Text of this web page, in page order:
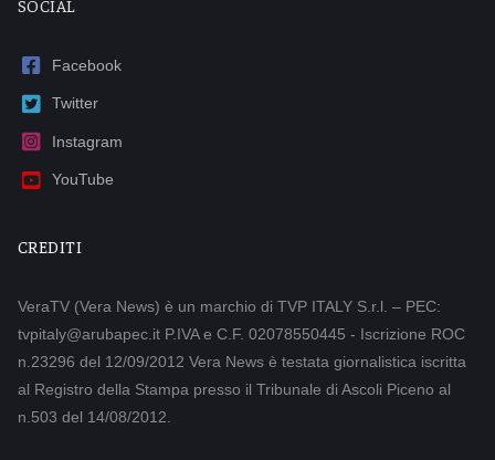
SOCIAL
Facebook
Twitter
Instagram
YouTube
CREDITI
VeraTV (Vera News) è un marchio di TVP ITALY S.r.l. – PEC:
tvpitaly@arubapec.it P.IVA e C.F. 02078550445 - Iscrizione ROC
n.23296 del 12/09/2012 Vera News è testata giornalistica iscritta
al Registro della Stampa presso il Tribunale di Ascoli Piceno al
n.503 del 14/08/2012.